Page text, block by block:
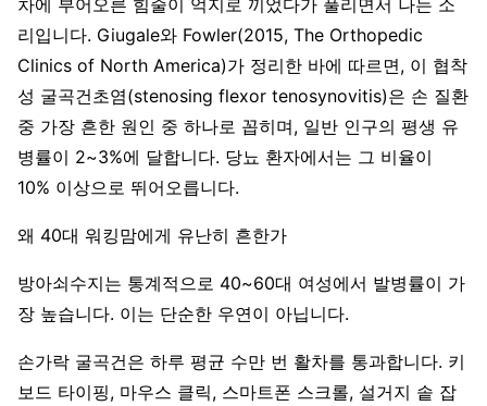
리입니다. Giugale와 Fowler(2015, The Orthopedic
Clinics of North America)가 정리한 바에 따르면, 이 협착
성 굴곡건초염(stenosing flexor tenosynovitis)은 손 질환
중 가장 흔한 원인 중 하나로 꼽히며, 일반 인구의 평생 유
병률이 2~3%에 달합니다. 당뇨 환자에서는 그 비율이
10% 이상으로 뛰어오릅니다.
왜 40대 워킹맘에게 유난히 흔한가
방아쇠수지는 통계적으로 40~60대 여성에서 발병률이 가
장 높습니다. 이는 단순한 우연이 아닙니다.
손가락 굴곡건은 하루 평균 수만 번 활차를 통과합니다. 키
보드 타이핑, 마우스 클릭, 스마트폰 스크롤, 설거지 솥 잡